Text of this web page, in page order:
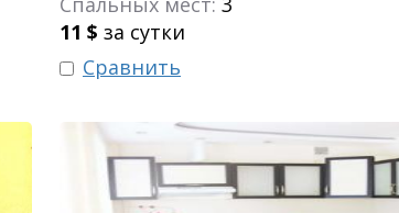
11 $ за сутки
Сравнить